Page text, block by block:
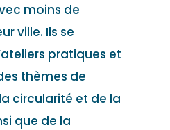
moins de
ville. Ils se
pratiques et
thèmes de
circularité et de la
que de la